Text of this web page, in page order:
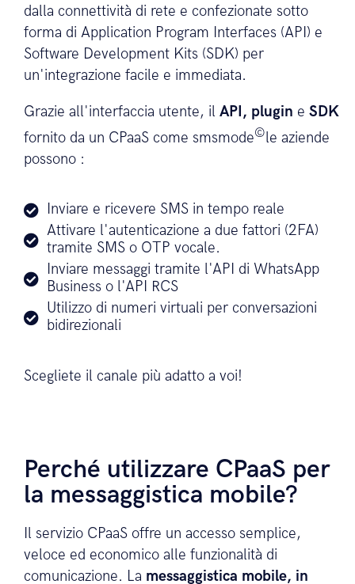
dalla connettività di rete e confezionate sotto
forma di Application Program Interfaces (API) e
Software Development Kits (SDK) per
un'integrazione facile e immediata.
Grazie all'interfaccia utente, il API, plugin e SDK
fornito da un CPaaS come smsmode©le aziende
possono :
Inviare e ricevere SMS in tempo reale
Attivare l'autenticazione a due fattori (2FA)
tramite SMS o OTP vocale.
Inviare messaggi tramite l'API di WhatsApp
Business o l'API RCS
Utilizzo di numeri virtuali per conversazioni
bidirezionali
Scegliete il canale più adatto a voi!
Perché utilizzare CPaaS per
la messaggistica mobile?
Il servizio CPaaS offre un accesso semplice,
veloce ed economico alle funzionalità di
comunicazione. La messaggistica mobile, in